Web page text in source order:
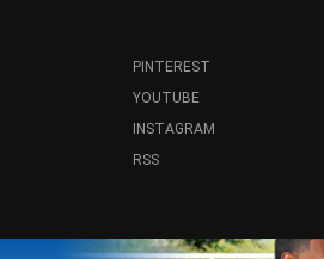
PINTEREST
YOUTUBE
INSTAGRAM
RSS